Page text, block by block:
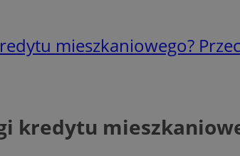
mieszkaniowego?
kredytu